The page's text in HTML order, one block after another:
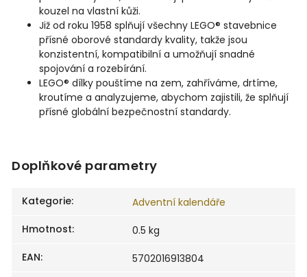
kouzel na vlastní kůži.
Již od roku 1958 splňují všechny LEGO® stavebnice
přísné oborové standardy kvality, takže jsou
konzistentní, kompatibilní a umožňují snadné
spojování a rozebírání.
LEGO® dílky pouštíme na zem, zahříváme, drtíme,
kroutíme a analyzujeme, abychom zajistili, že splňují
přísné globální bezpečnostní standardy.
Doplňkové parametry
Kategorie:
Adventní kalendáře
Hmotnost:
0.5 kg
EAN:
5702016913804